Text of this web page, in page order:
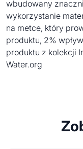
wbudowany
wykorzystanie
na metce, który
produktu, 2%
produktu z kolekcji
Water.org